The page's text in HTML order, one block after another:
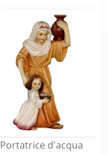
Portatrice d'acqua